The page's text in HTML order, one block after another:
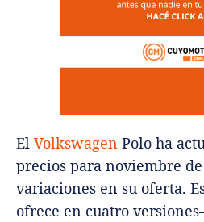
El Volkswagen Polo ha
precios para noviembre
variaciones en su oferta.
ofrece en cuatro